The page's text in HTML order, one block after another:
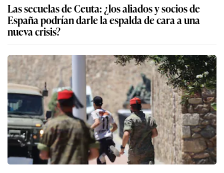
Las secuelas de Ceuta: ¿los aliados y socios de
España podrían darle la espalda de cara a una
nueva crisis?